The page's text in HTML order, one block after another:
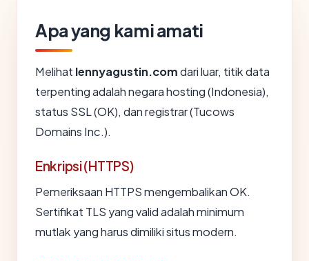
Apa yang kami amati
Melihat lennyagustin.comdari luar, titik data
terpenting adalah negara hosting (Indonesia),
status SSL (OK), dan registrar (Tucows
Domains Inc.).
Enkripsi (HTTPS)
Pemeriksaan HTTPS mengembalikan OK.
Sertifikat TLS yang valid adalah minimum
mutlak yang harus dimiliki situs modern.